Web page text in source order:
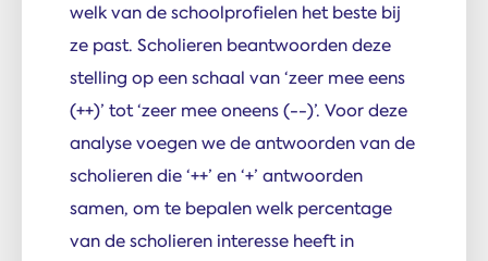
welk van de schoolprofielen het beste bij
ze past. Scholieren beantwoorden deze
stelling op een schaal van ‘zeer mee eens
(++)’ tot ‘zeer mee oneens (--)’. Voor deze
analyse voegen we de antwoorden van de
scholieren die ‘++’ en ‘+’ antwoorden
samen, om te bepalen welk percentage
van de scholieren interesse heeft in